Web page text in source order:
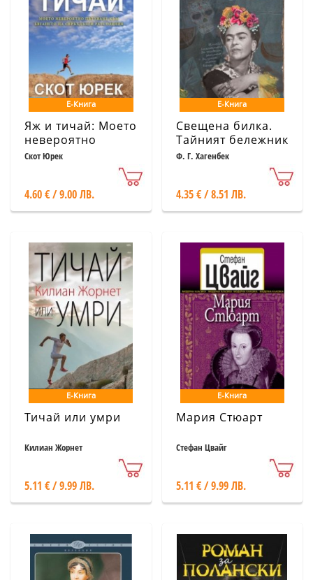
Е-Книга
Яж и тичай: Моето
невероятно
пътуване към
разстояния
Скот Юрек
4.60 € / 9.00 ЛВ.
Е-Книга
Свещена билка.
Тайният бележник
на Фрида Кало
Ф. Г. Хагенбек
4.35 € / 8.51 ЛВ.
Е-Книга
Тичай или умри
Килиан Жорнет
5.11 € / 9.99 ЛВ.
Е-Книга
Мария Стюарт
Стефан Цвайг
5.11 € / 9.99 ЛВ.